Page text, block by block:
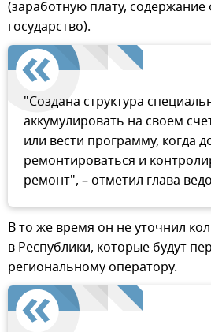
(заработную плату,
государство).
"Создана структура
аккумулировать на своем
или вести программу, когда
ремонтироваться и
ремонт", – отметил глава
В то же время он не уточнил
в Республики, которые будут
региональному оператору.